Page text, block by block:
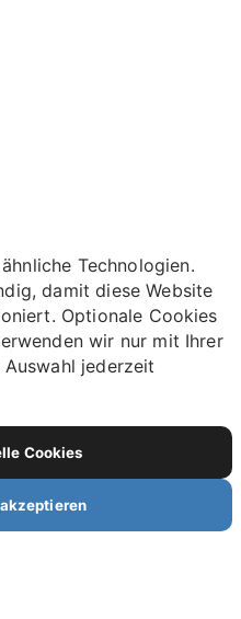
Technologien.
damit diese Website
Optionale Cookies
wir nur mit Ihrer
jederzeit
Cookies